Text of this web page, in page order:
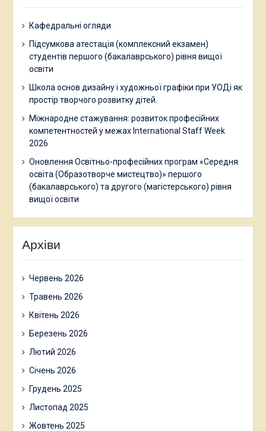
Кафедральні огляди
Підсумкова атестація (комплексний екзамен)
студентів першого (бакалаврського) рівня вищої
освіти
Школа основ дизайну і художньої графіки при УОДі як
простір творчого розвитку дітей.
Міжнародне стажування: розвиток професійних
компетентностей у межах International Staff Week
2026
Оновлення Освітньо-професійних програм «Середня
освіта (Образотворче мистецтво)» першого
(бакалаврського) та другого (магістерського) рівня
вищої освіти
Архіви
Червень 2026
Травень 2026
Квітень 2026
Березень 2026
Лютий 2026
Січень 2026
Грудень 2025
Листопад 2025
Жовтень 2025